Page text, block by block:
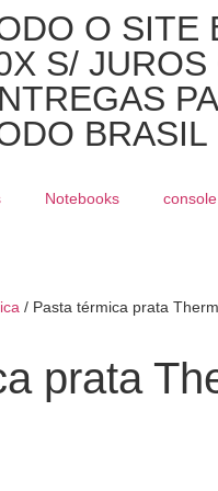
O SITE
S/ JUROS
BRASIL
Notebooks
/ Pasta térmica prata
prata